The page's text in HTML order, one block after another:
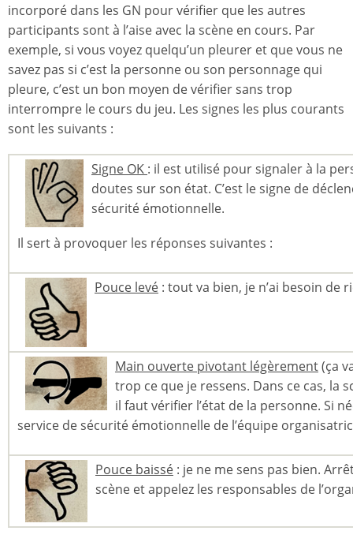
incorporé dans les GN pour vérifier que les autres
participants sont à l’aise avec la scène en cours. Par
exemple, si vous voyez quelqu’un pleurer et que vous ne
savez pas si c’est la personne ou son personnage qui
pleure, c’est un bon moyen de vérifier sans trop
interrompre le cours du jeu. Les signes les plus courants
sont les suivants :
Signe OK : il est utilisé pour signaler à la
doutes sur son état. C’est le signe de
sécurité émotionnelle.
Il sert à provoquer les réponses suivantes :
Pouce levé : tout va bien, je n’ai besoin de
Main ouverte pivotant légèrement(ça
trop ce que je ressens. Dans ce cas, la
il faut vérifier l’état de la personne. Si
service de sécurité émotionnelle de l’équipe
Pouce baissé : je ne me sens pas bien.
scène et appelez les responsables de